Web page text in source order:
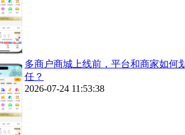
多商户商城上线前，平台和商家如何
任？
2026-07-24 11:53:38